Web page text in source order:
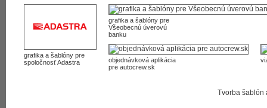
grafika a šablóny pre
spoločnosť Adastra
grafika a šablóny pre
Všeobecnú úverovú
banku
objednávková aplikácia
pre autocrew.sk
Tvorba šablón